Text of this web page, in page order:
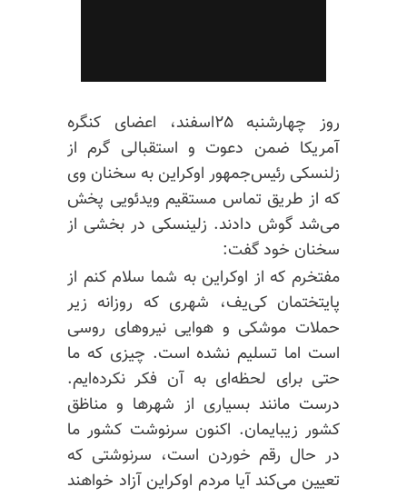
روز چهارشنبه ۲۵اسفند، اعضای کنگره
آمریکا ضمن دعوت و استقبالی گرم از
زلنسکی رئیس‌جمهور اوکراین به سخنان وی
که از طریق تماس مستقیم ویدئویی پخش
می‌شد گوش دادند. زلینسکی در بخشی از
سخنان خود گفت:
مفتخرم که از اوکراین به شما سلام کنم از
پایتختمان کی‌یف، شهری که روزانه زیر
حملات موشکی و هوایی نیروهای روسی
است اما تسلیم نشده است. چیزی که ما
حتی برای لحظه‌ای به آن فکر نکرده‌ایم.
درست مانند بسیاری از شهرها و مناظق
کشور زیبایمان. اکنون سرنوشت کشور ما
در حال رقم خوردن است، سرنوشتی که
تعیین می‌کند آیا مردم اوکراین آزاد خواهند